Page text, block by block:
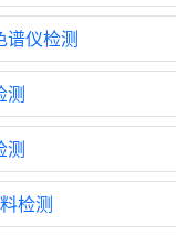
谱仪检测
测
测
检测